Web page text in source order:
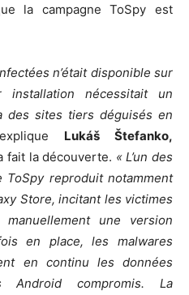
la campagne ToSpy est
n’était disponible sur
nécessitait un
des sites tiers déguisés en
Lukáš Štefanko,
fait la découverte. « L’un des
reproduit notamment
Store, incitant les victimes
une version
en place, les malwares
en continu les données
Android compromis. La